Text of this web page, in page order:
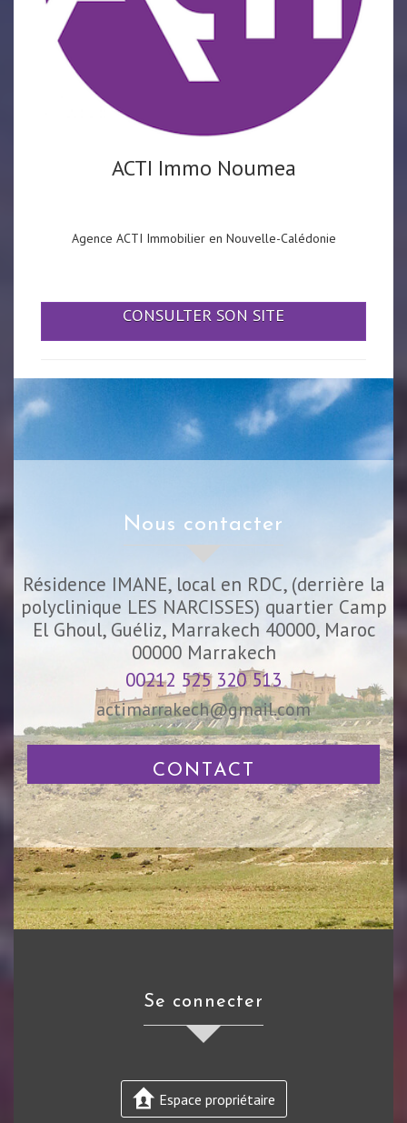
ACTI Immo Noumea
Agence ACTI Immobilier en Nouvelle-Calédonie
CONSULTER SON SITE
nous contacter
Résidence IMANE, local en RDC, (derrière la
polyclinique LES NARCISSES) quartier Camp
El Ghoul, Guéliz, Marrakech 40000, Maroc
00000 Marrakech
00212 525 320 513
actimarrakech@gmail.com
CONTACT
se connecter
Espace propriétaire